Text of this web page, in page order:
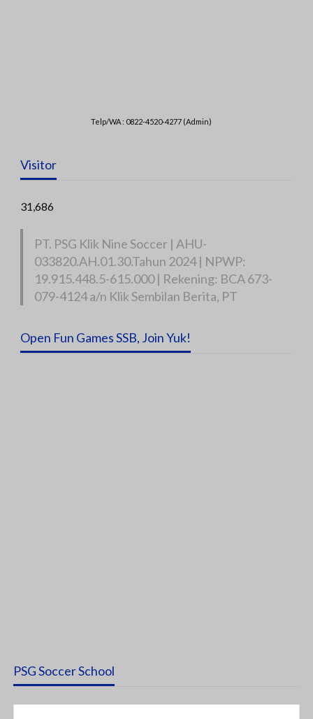
Telp/WA : 0822-4520-4277 (Admin)
Visitor
31,686
PT. PSG Klik Nine Soccer | AHU-
033820.AH.01.30.Tahun 2024 | NPWP:
19.915.448.5-615.000 | Rekening: BCA 673-
079-4124 a/n Klik Sembilan Berita, PT
Open Fun Games SSB, Join Yuk!
PSG Soccer School